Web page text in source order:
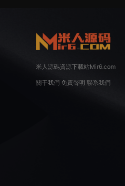
米人源碼資源下載站Mir6.com
關于我們 免責聲明 聯系我們